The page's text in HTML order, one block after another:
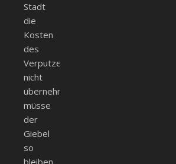
Stadt
die
Kosten
des
Verputzes
nicht
übernehme,
müsse
der
Giebel
so
bleiben,